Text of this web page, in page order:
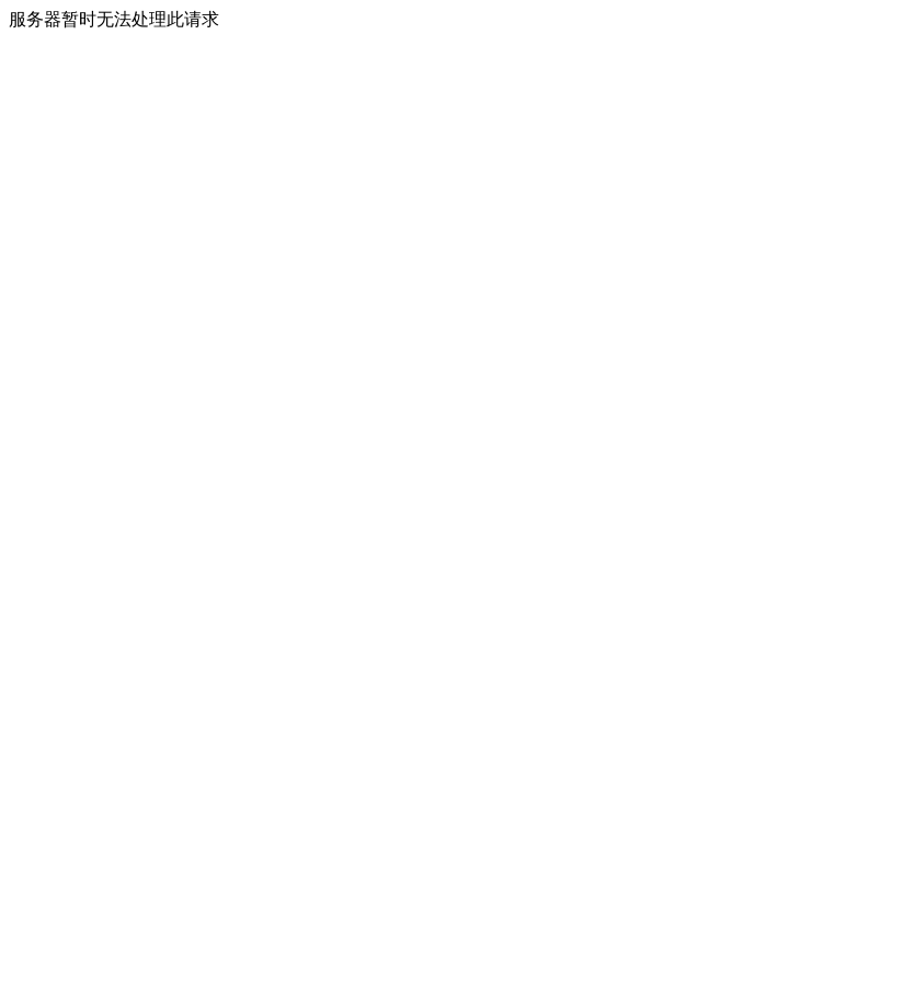
服务器暂时无法处理此请求